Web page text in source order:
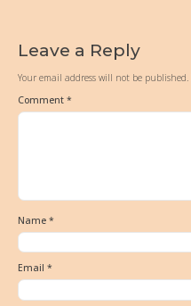
Leave a Reply
Your email address will not be published.
Comment *
Name *
Email *